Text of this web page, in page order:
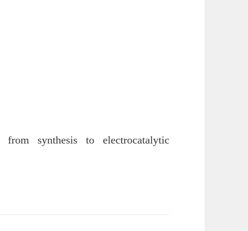
from synthesis to electrocatalytic